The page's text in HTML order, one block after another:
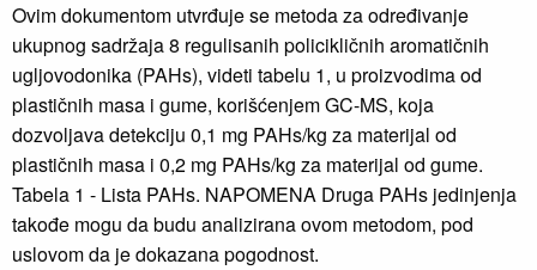
Ovim dokumentom utvrđuje se metoda za određivanje
ukupnog sadržaja 8 regulisanih policikličnih aromatičnih
ugljovodonika (PAHs), videti tabelu 1, u proizvodima od
plastičnih masa i gume, korišćenjem GC-MS, koja
dozvoljava detekciju 0,1 mg PAHs/kg za materijal od
plastičnih masa i 0,2 mg PAHs/kg za materijal od gume.
Tabela 1 - Lista PAHs. NAPOMENA Druga PAHs jedinjenja
takođe mogu da budu analizirana ovom metodom, pod
uslovom da je dokazana pogodnost.